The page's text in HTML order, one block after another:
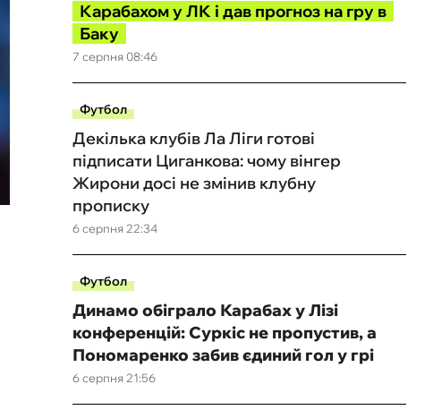
7 серпня 08:46
Карабахом у ЛК і дав прогноз на гру в
Баку
Футбол
6 серпня 22:34
Декілька клубів Ла Ліги готові
підписати Циганкова: чому вінгер
Жирони досі не змінив клубну
прописку
Футбол
6 серпня 21:56
Динамо обіграло Карабах у Лізі
конференцій: Суркіс не пропустив, а
Пономаренко забив єдиний гол у грі